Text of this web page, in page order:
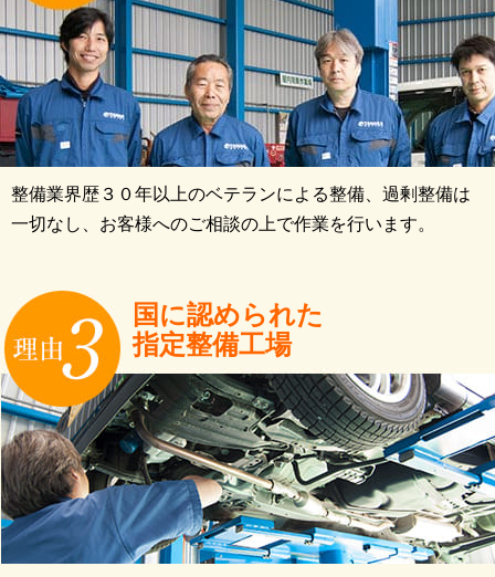
整備業界歴３０年以上のベテランによる整備、過剰整備は
一切なし、お客様へのご相談の上で作業を行います。
国に認められた
指定整備工場